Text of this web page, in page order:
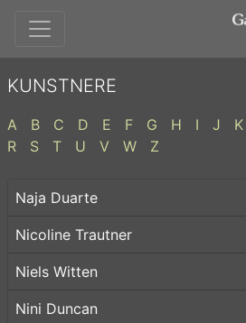
KUNSTNERE
A B C D E F G H I J K
R
S T U V W Z
Naja Duarte
Nicoline Trautner
Niels Witten
Nini Duncan